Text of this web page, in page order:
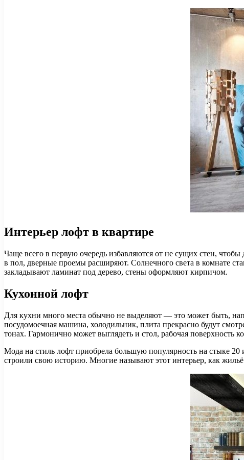
Интерьер лофт в квартире
Чаще всего в первую очередь избавляются от не сущих стен,
в пол, дверные проемы расширяют. Солнечного света в комнате
закладывают ламинат под дерево, стены оформляют кирпичом.
Кухонной лофт
Для кухни много места обычно не выделяют — это может быть,
посудомоечная машина, холодильник, плита прекрасно будут
тонах. Гармонично может выглядеть и стол, рабочая поверхность
Мода на стиль лофт приобрела большую популярность на стыке
строили свою историю. Многие называют этот интерьер, как